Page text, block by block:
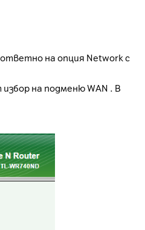
на опция Network с
на подменю WAN . В